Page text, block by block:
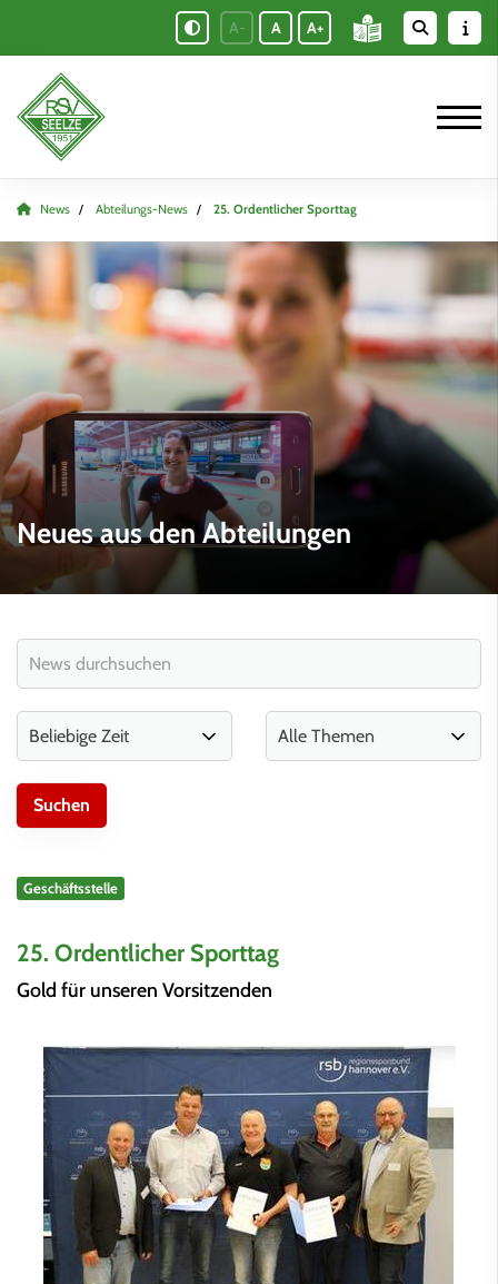
A- A A+
News Abteilungs-News 25. Ordentlicher Sporttag
Neues aus den Abteilungen
Geschäftsstelle
25. Ordentlicher Sporttag
Gold für unseren Vorsitzenden